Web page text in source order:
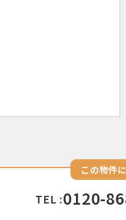
この物件
TEL :0120-